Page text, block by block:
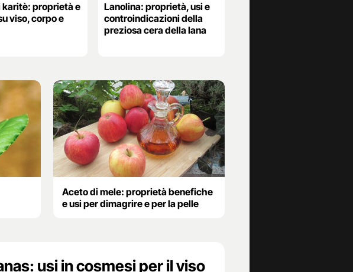
karitè: proprietà e
viso, corpo e
Lanolina: proprietà, usi e
controindicazioni della
preziosa cera della lana
Aceto di mele: proprietà benefiche
e usi per dimagrire e per la pelle
usi in cosmesi per il viso